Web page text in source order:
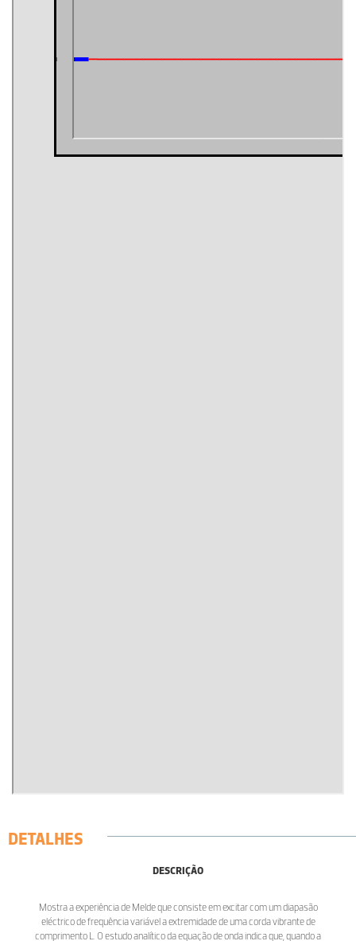
DETALHES
DESCRIÇÃO
Mostra a experiência de Melde que consiste em excitar com um diapasão
eléctrico de frequência variável a extremidade de uma corda vibrante de
comprimento L. O estudo analítico da equação de onda indica que, quando a